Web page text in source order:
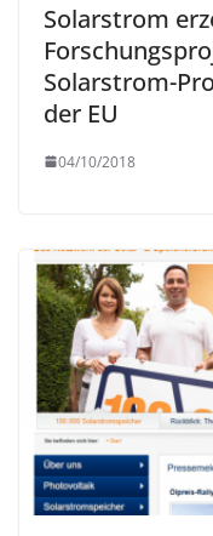
Solarstrom
Solarstrom-
der EU
04/10/2018